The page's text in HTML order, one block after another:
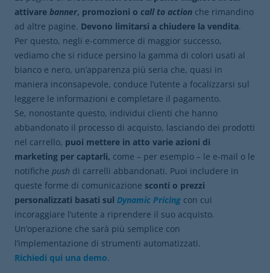
attivare banner, promozioni o call to action che rimandino
ad altre pagine. Devono limitarsi a chiudere la vendita.
Per questo, negli e-commerce di maggior successo,
vediamo che si riduce persino la gamma di colori usati al
bianco e nero, un’apparenza più seria che, quasi in
maniera inconsapevole, conduce l’utente a focalizzarsi sul
leggere le informazioni e completare il pagamento.
Se, nonostante questo, individui clienti che hanno
abbandonato il processo di acquisto, lasciando dei prodotti
nel carrello, puoi mettere in atto varie azioni di
marketing per captarli, come – per esempio – le e-mail o le
notifiche push di carrelli abbandonati. Puoi includere in
queste forme di comunicazione sconti o prezzi
personalizzati basati sul Dynamic Pricing con cui
incoraggiare l’utente a riprendere il suo acquisto.
Un’operazione che sarà più semplice con
l’implementazione di strumenti automatizzati.
Richiedi qui una demo.